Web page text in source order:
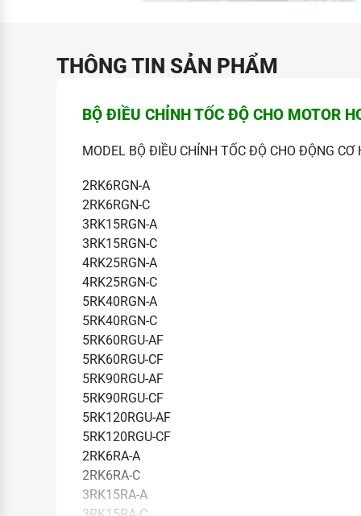
THÔNG TIN SẢN PHẨM
BỘ ĐIỀU CHỈNH TỐC ĐỘ CHO MOTOR
MODEL BỘ ĐIỀU CHỈNH TỐC ĐỘ CHO ĐỘNG CƠ
2RK6RGN-A
2RK6RGN-C
3RK15RGN-A
3RK15RGN-C
4RK25RGN-A
4RK25RGN-C
5RK40RGN-A
5RK40RGN-C
5RK60RGU-AF
5RK60RGU-CF
5RK90RGU-AF
5RK90RGU-CF
5RK120RGU-AF
5RK120RGU-CF
2RK6RA-A
2RK6RA-C
3RK15RA-A